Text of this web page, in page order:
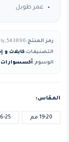
عمر طويل
رمز المنتج:
التصنيفات:كابلات
الوسوم:أكسسوارات
المقاس
19-20 مم 26-25